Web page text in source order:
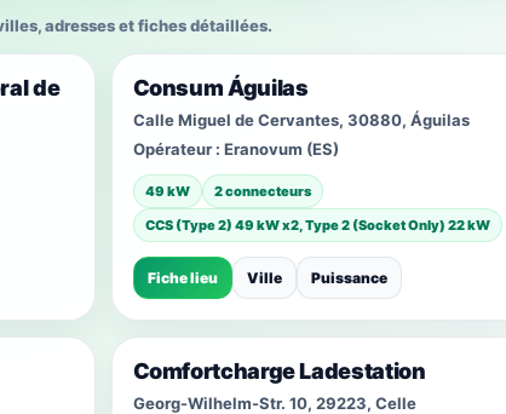
adresses et fiches détaillées.
de
Consum Águilas
Calle Miguel de Cervantes, 30880, Águilas
Opérateur : Eranovum (ES)
49 kW
2 connecteurs
CCS (Type 2) 49 kW x2, Type 2 (Socket Only) 22 kW
Fiche lieu Ville Puissance
Comfortcharge Ladestation
Georg-Wilhelm-Str. 10, 29223, Celle